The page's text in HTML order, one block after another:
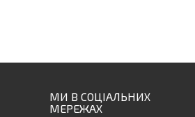
МИ В СОЦІАЛЬНИХ
МЕРЕЖАХ